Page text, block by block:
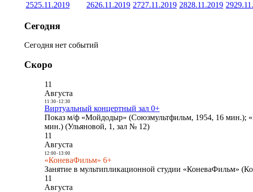
2525.11.2019 2626.11.2019 2727.11.2019 2828.11.2019 29
Сегодня
Сегодня нет событий
Скоро
11
Августа
11:30- 12:30
Виртуальный концертный зал 0+
Показ м/ф «Мойдодыр» (Союзмультфильм, 1954, 16 мин.);
мин.) (Ульяновой, 1, зал № 12)
11
Августа
12:00- 13:00
«КоневаФильм» 6+
Занятие в мультипликационной студии «КоневаФильм»
11
Августа